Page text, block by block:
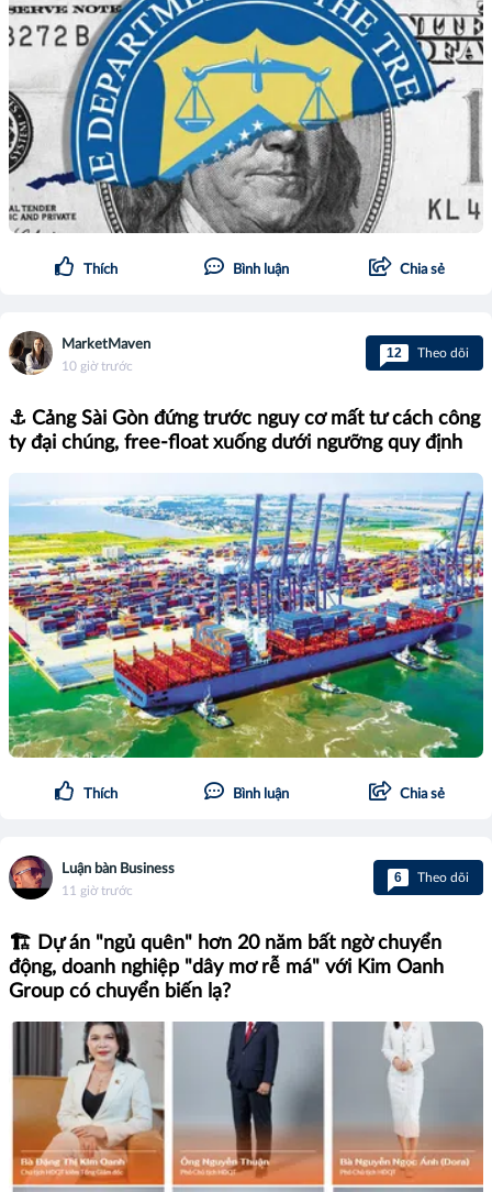
Thích Bình luận Chia sẻ
MarketMaven
10 giờ trước
12 Theo dõi
⚓ Cảng Sài Gòn đứng trước nguy cơ mất tư cách công
ty đại chúng, free-float xuống dưới ngưỡng quy định
Thích Bình luận Chia sẻ
Luận bàn Business
11 giờ trước
6 Theo dõi
🏗️ Dự án "ngủ quên" hơn 20 năm bất ngờ chuyển
động, doanh nghiệp "dây mơ rễ má" với Kim Oanh
Group có chuyển biến lạ?